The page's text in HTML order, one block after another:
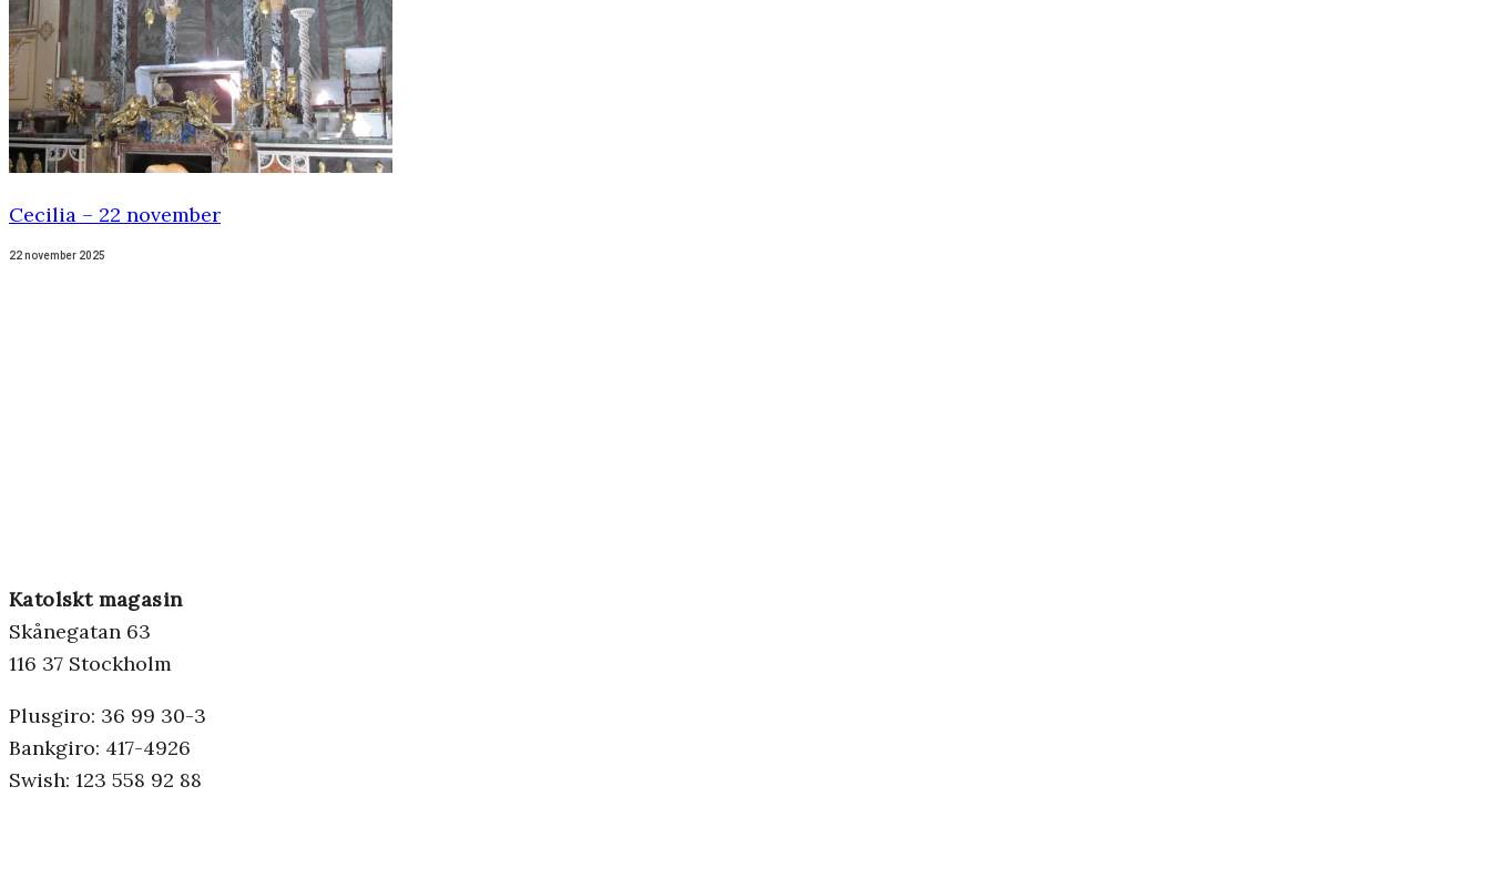
Cecilia – 22 november
22 november 2025
Katolskt magasin
Skånegatan 63
116 37 Stockholm
Plusgiro: 36 99 30-3
Bankgiro: 417-4926
Swish: 123 558 92 88